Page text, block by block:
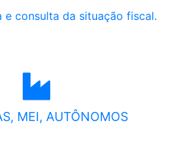
e consulta da situação fiscal.
MEI, AUTÔNOMOS